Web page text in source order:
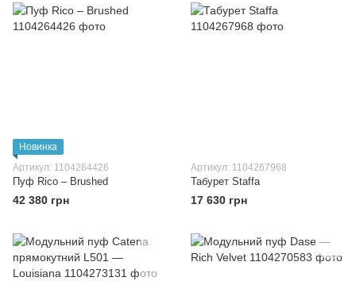
Новинка
Артикул: 1104264426
Пуф Rico – Brushed
42 380 грн
Артикул: 1104267968
Табурет Staffa
17 630 грн